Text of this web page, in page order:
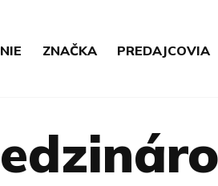
ZNAČKA PREDAJCOVIA